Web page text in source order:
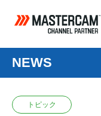
NEWS
トピック